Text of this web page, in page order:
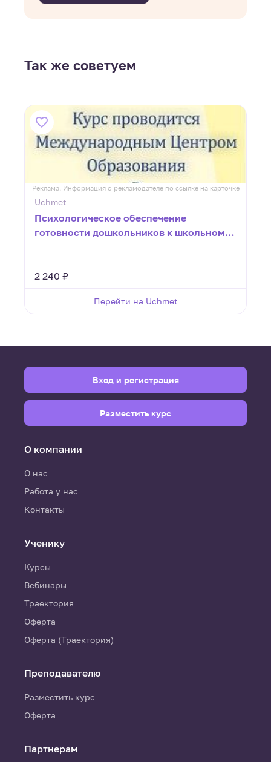
Так же советуем
Реклама. Информация о рекламодателе по ссылке на карточке
Uchmet
Психологическое обеспечение
готовности дошкольников к школьному
2 240 ₽
Перейти на Uchmet
О компании
О нас
Работа у нас
Контакты
Ученику
Курсы
Вебинары
Траектория
Оферта
Оферта (Траектория)
Преподавателю
Разместить курс
Оферта
Партнерам
Вход и регистрация
Разместить курс